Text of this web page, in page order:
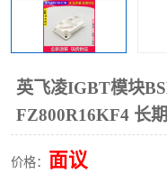
英飞凌IGBT模块
FZ800R16KF4 长
价格： 面议